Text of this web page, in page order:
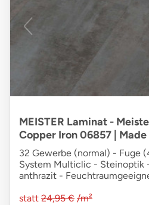
MEISTER Laminat -
Copper Iron 06857 |
32 Gewerbe (normal) - Fuge
System Multiclic - Steinoptik
anthrazit -
statt 24,95 € /m²